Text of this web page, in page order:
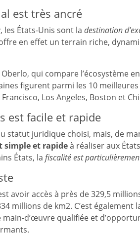
est très ancré
les États-Unis sont la destination
en effet un terrain riche,
qui compare l’écosystème
figurent parmi les 10
Los Angeles, Boston et
est facile et rapide
statut juridique choisi, mais, de
simple et rapideà réaliser aux
États, la fiscalité est
avoir accès à près de 329,5
millions de km2. C’est également
main-d’œuvre qualifiée et